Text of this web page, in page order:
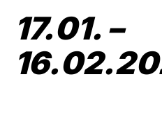
17.01. –